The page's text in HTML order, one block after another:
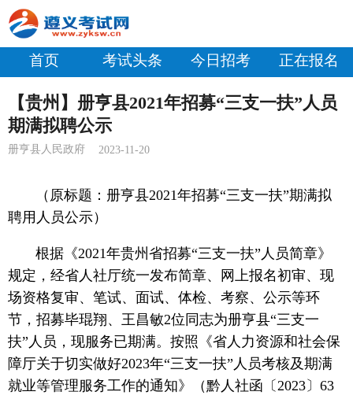
首页 考试头条 今日招考 正在报名
【贵州】册亨县2021年招募“三支一扶”人员
期满拟聘公示
册亨县人民政府 2023-11-20
（原标题：册亨县2021年招募“三支一扶”期满拟
聘用人员公示）
根据《2021年贵州省招募“三支一扶”人员简章》
规定，经省人社厅统一发布简章、网上报名初审、现
场资格复审、笔试、面试、体检、考察、公示等环
节，招募毕琨翔、王昌敏2位同志为册亨县“三支一
扶”人员，现服务已期满。按照《省人力资源和社会保
障厅关于切实做好2023年“三支一扶”人员考核及期满
就业等管理服务工作的通知》（黔人社函〔2023〕63